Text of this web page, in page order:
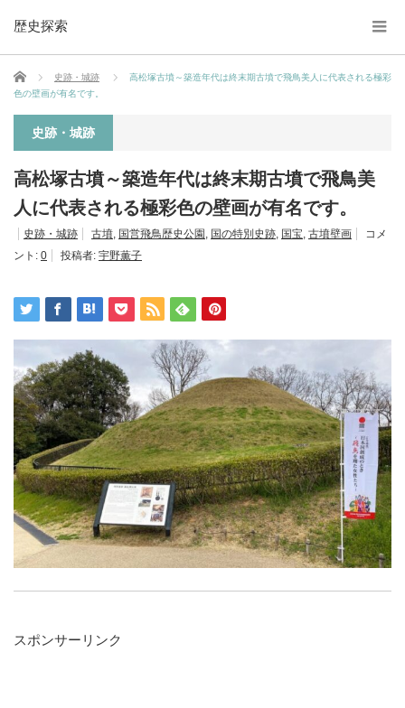
歴史探索
ホーム 史跡・城跡
高松塚古墳～築造年代は終末期古墳で飛鳥美人に代表される極彩
色の壁画が有名です。
史跡・城跡
高松塚古墳～築造年代は終末期古墳で飛鳥美
人に代表される極彩色の壁画が有名です。
史跡・城跡 古墳, 国営飛鳥歴史公園 , 国の特別史跡, 国宝, 古墳壁画
コメ
ント: 0 投稿者: 宇野薫子
スポンサーリンク